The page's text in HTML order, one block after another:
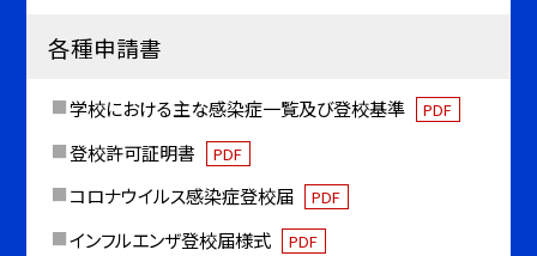
各種申請書
学校における主な感染症一覧及び登校基準 PDF
登校許可証明書 PDF
コロナウイルス感染症登校届 PDF
インフルエンザ登校届様式 PDF